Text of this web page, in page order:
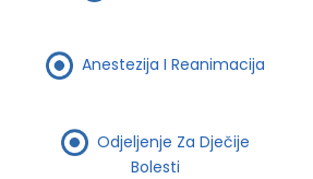
Anestezija I Reanimacija
Odjeljenje Za Dječije
Bolesti